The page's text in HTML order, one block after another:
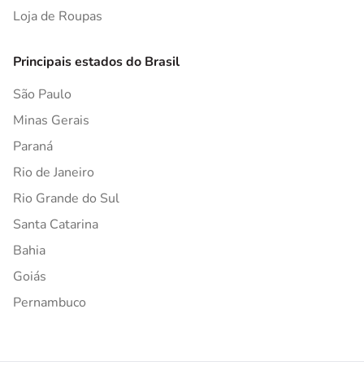
Loja de Roupas
Principais estados do Brasil
São Paulo
Minas Gerais
Paraná
Rio de Janeiro
Rio Grande do Sul
Santa Catarina
Bahia
Goiás
Pernambuco